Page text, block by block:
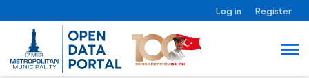
Log in Register